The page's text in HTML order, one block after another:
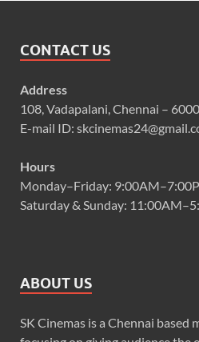
CONTACT US
Address
108, Vadapalani, Chennai –
E-mail ID:
Hours
Monday–Friday:
Saturday & Sunday:
ABOUT US
SK Cinemas is a Chennai based